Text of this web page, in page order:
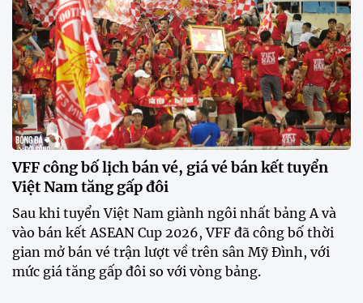
Mở bán vé trực tiếp trận sân
nhà đầu tiên của ĐT Việt Nam
tại ASEAN Cup 2026
17:17 27/07/2026
XSKT Đắk Lắk viết nên lịch sử
với chức vô địch VPL-S7
20:58 26/07/2026
Tài Lộc trở lại, ĐT Việt Nam
"khổ luyện" dưới nắng gắt tại
Hà Nội